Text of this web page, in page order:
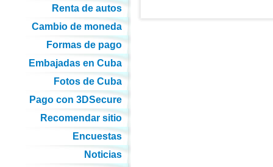
Renta de autos
Cambio de moneda
Formas de pago
Embajadas en Cuba
Fotos de Cuba
Pago con 3DSecure
Recomendar sitio
Encuestas
Noticias